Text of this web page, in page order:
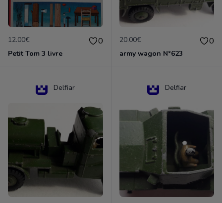
12.00€ 0
Petit Tom 3 livre
20.00€ 0
army wagon N°623
Delfiar Delfiar